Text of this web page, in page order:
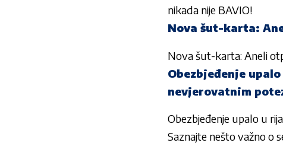
nikada nije BAVIO!
Nova šut-karta:
Nova šut-karta: Aneli
Obezbjeđenje
nevjerovatnim
Obezbjeđenje upalo u
Saznajte nešto važno o